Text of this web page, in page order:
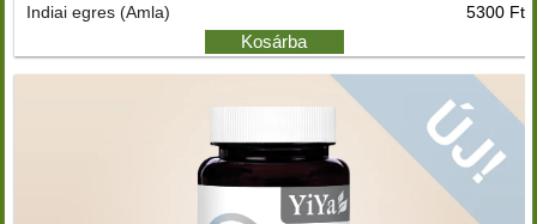
Indiai egres (Amla) 5300 Ft
Kosárba